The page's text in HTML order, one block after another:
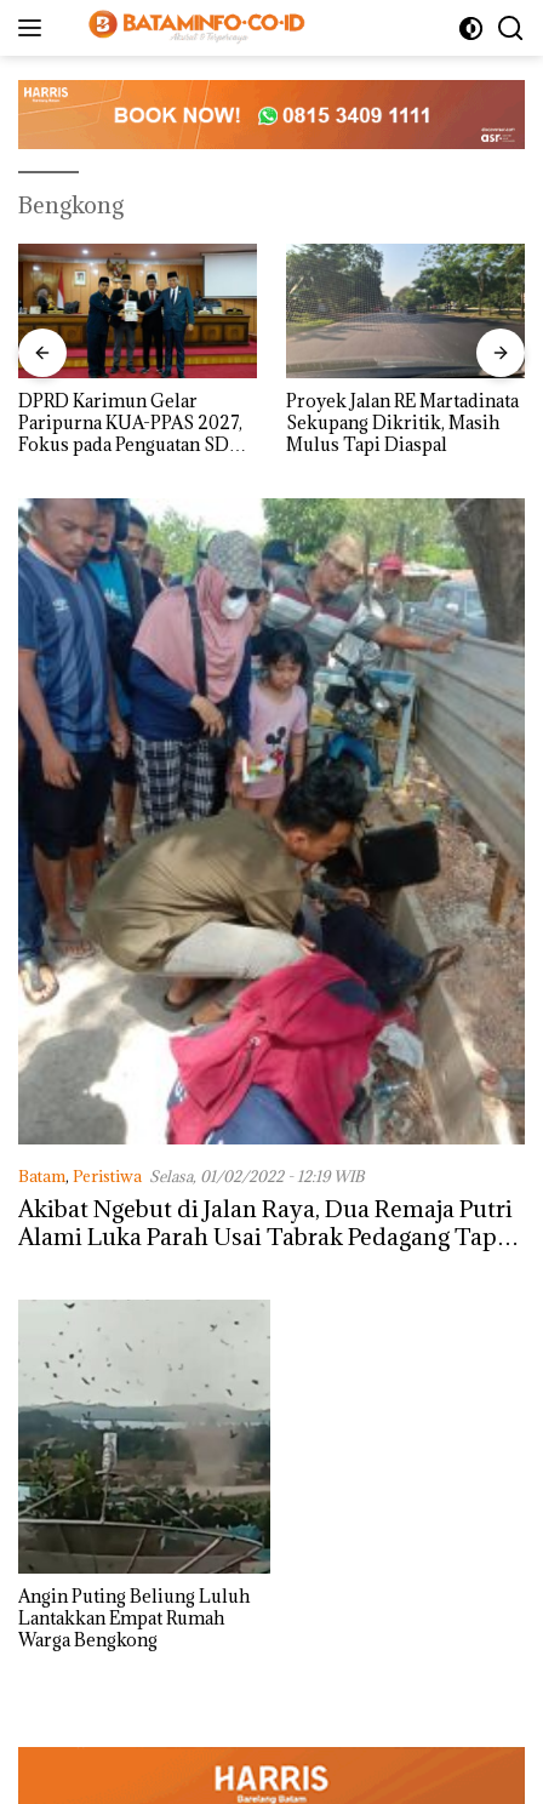
Bengkong
DPRD Karimun Gelar
Paripurna KUA-PPAS 2027,
Fokus pada Penguatan SDM,
Proyek Jalan RE Martadinata
Sekupang Dikritik, Masih
Mulus Tapi Diaspal
Batam, Peristiwa Selasa, 01/02/2022 - 12:19 WIB
Akibat Ngebut di Jalan Raya, Dua Remaja Putri
Alami Luka Parah Usai Tabrak Pedagang Tape
Angin Puting Beliung Luluh
Lantakkan Empat Rumah
Warga Bengkong